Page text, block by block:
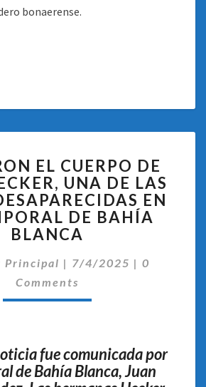
bonaerense.
EL
CUERPO
DE
PILAR
HECKER,
UNA
DE
TEMPORAL
DE
EL CUERPO DE
UNA DE LAS
EN
DE BAHÍA
BLANCA
Principal | 7/4/2025 | 0
Comments
fue comunicada por
de Bahía Blanca, Juan